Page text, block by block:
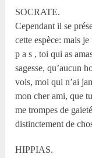
SOCRATE.
Cependant il se
cette espèce: mais
p a s , toi qui as
sagesse, qu’aucun
vois, moi qui n’ai
mon cher ami, que
me trompes de
distinctement de
HIPPIAS.